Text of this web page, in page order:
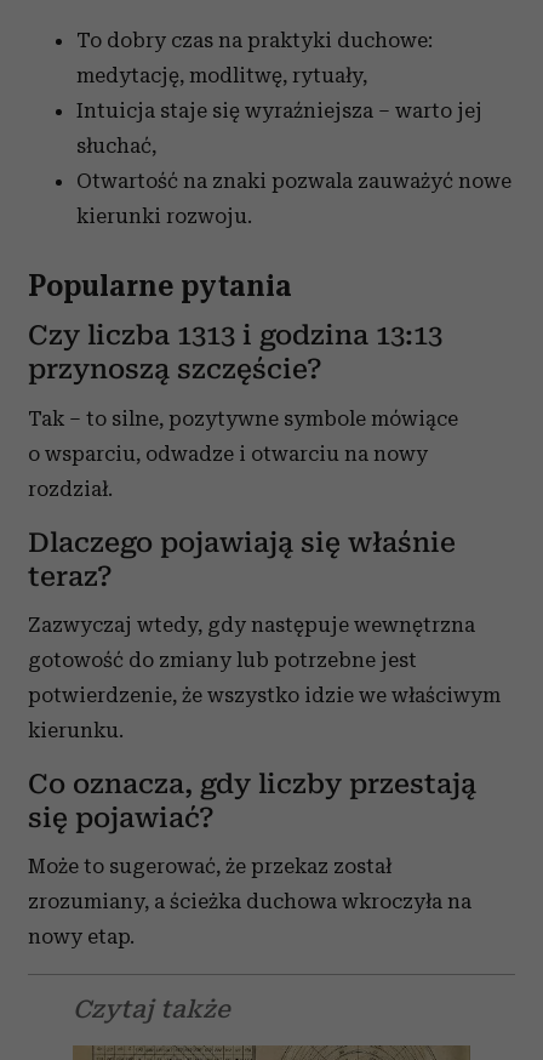
To dobry czas na praktyki duchowe:
medytację, modlitwę, rytuały,
Intuicja staje się wyraźniejsza – warto jej
słuchać,
Otwartość na znaki pozwala zauważyć nowe
kierunki rozwoju.
Popularne pytania
Czy liczba 1313 i godzina 13:13
przynoszą szczęście?
Tak – to silne, pozytywne symbole mówiące
o wsparciu, odwadze i otwarciu na nowy
rozdział.
Dlaczego pojawiają się właśnie
teraz?
Zazwyczaj wtedy, gdy następuje wewnętrzna
gotowość do zmiany lub potrzebne jest
potwierdzenie, że wszystko idzie we właściwym
kierunku.
Co oznacza, gdy liczby przestają
się pojawiać?
Może to sugerować, że przekaz został
zrozumiany, a ścieżka duchowa wkroczyła na
nowy etap.
Czytaj także